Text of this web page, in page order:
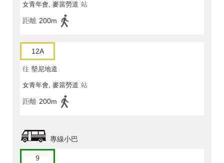
女青年會, 麥當勞道 站
距離 200m
12A
往 堅尼地道
女青年會, 麥當勞道 站
距離 200m
專線小巴
9